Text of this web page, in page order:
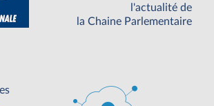
l'actualité de
la Chaine Parlementaire